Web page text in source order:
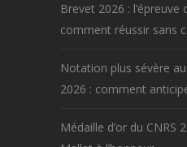
Brevet 2026 :
comment réussir sans
Notation plus sévère
2026 : comment
Médaille d’or du CNRS